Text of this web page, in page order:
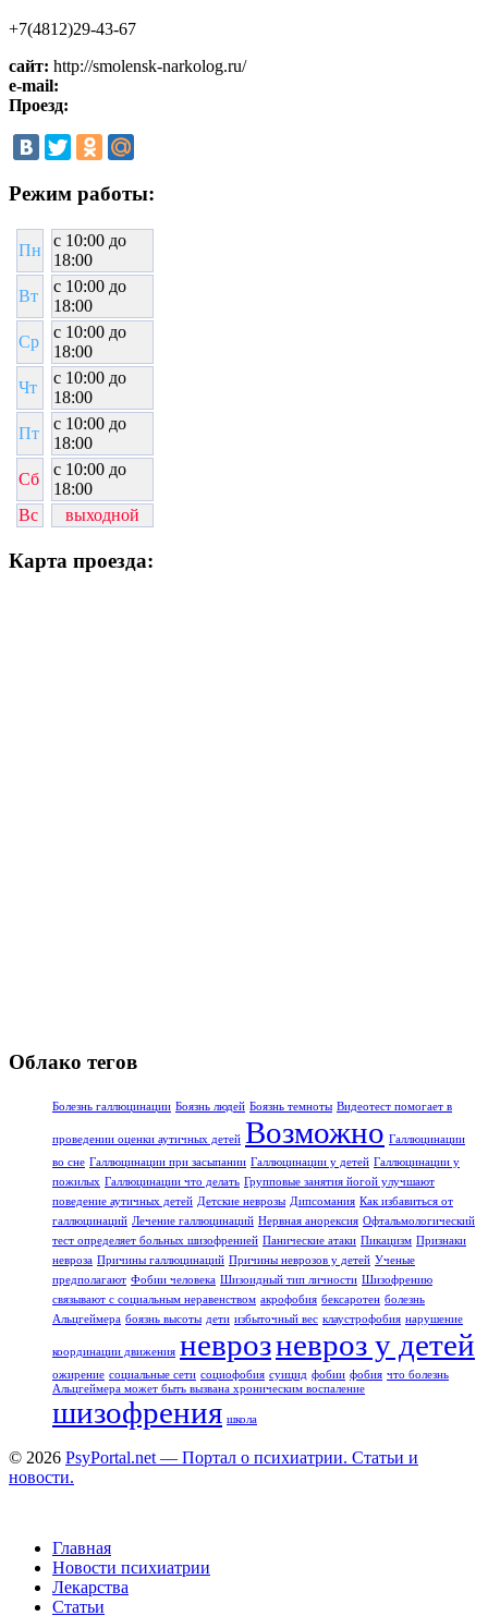
+7(4812)29-43-67
сайт: http://smolensk-narkolog.ru/
e-mail:
Проезд:
Режим работы:
Пн
c 10:00 до
18:00
Вт
c 10:00 до
18:00
Ср
c 10:00 до
18:00
Чт
c 10:00 до
18:00
Пт
c 10:00 до
18:00
Сб
c 10:00 до
18:00
Вс
выходной
Карта проезда:
Облако тегов
Болезнь галлюцинации Боязнь людей Боязнь темноты Видеотест помогает в
проведении оценки аутичных детей Возможно Галлюцинации
во сне Галлюцинации при засыпании Галлюцинации у детей Галлюцинации у
пожилых Галлюцинации что делать Групповые занятия йогой улучшают
поведение аутичных детей Детские неврозы Дипсомания Как избавиться от
галлюцинаций Лечение галлюцинаций Нервная анорексия Офтальмологический
тест определяет больных шизофренией Панические атаки Пикацизм Признаки
невроза Причины галлюцинаций Причины неврозов у детей Ученые
предполагают Фобии человека Шизоидный тип личности Шизофрению
связывают с социальным неравенством акрофобия бексаротен болезнь
Альцгеймера боязнь высоты дети избыточный вес клаустрофобия нарушение
координации движения неврозневроз у детей
ожирение социальные сети социофобия суицид фобии фобия что болезнь
Альцгеймера может быть вызвана хроническим воспаление
шизофрения школа
© 2026 PsyPortal.net — Портал о психиатрии. Статьи и
новости.
Главная
Новости психиатрии
Лекарства
Статьи